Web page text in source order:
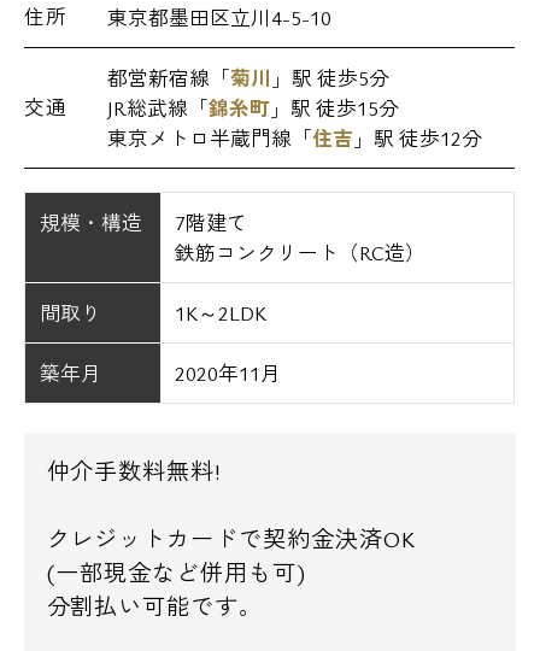
住所 東京都墨田区立川4-5-10
交通
都営新宿線「菊川 」駅 徒歩5分
JR総武線「錦糸町 」駅 徒歩15分
東京メトロ半蔵門線「住吉 」駅 徒歩12分
規模・構造
7階建て
鉄筋コンクリート（RC造）
間取り 1K～2LDK
築年月 2020年11月
仲介手数料無料!
クレジットカードで契約金決済OK
(一部現金など併用も可)
分割払い可能です。